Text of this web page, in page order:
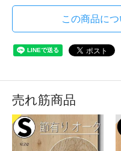
この商品に
売れ筋商品